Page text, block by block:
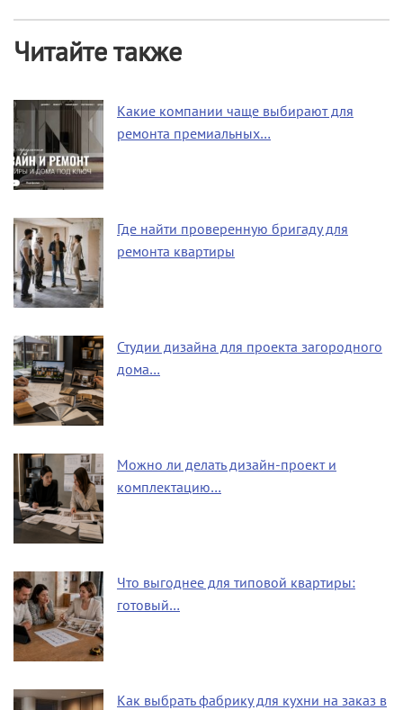
Читайте также
Какие компании чаще выбирают для
ремонта премиальных…
Где найти проверенную бригаду для
ремонта квартиры
Студии дизайна для проекта загородного
дома…
Можно ли делать дизайн-проект и
комплектацию…
Что выгоднее для типовой квартиры:
готовый…
Как выбрать фабрику для кухни на заказ в